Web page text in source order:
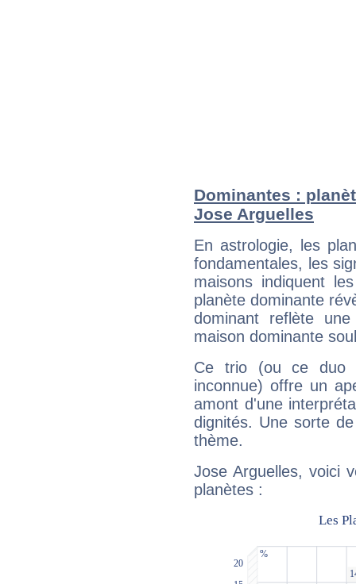
Dominantes :
Jose Arguelles
En astrologie, les
fondamentales, les
maisons indiquent
planète dominante
dominant reflète
maison dominante
Ce trio (ou ce duo
inconnue) offre un
amont d'une
dignités. Une sorte
thème.
Jose Arguelles, voici
planètes :